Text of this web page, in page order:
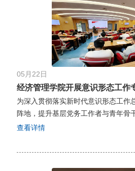
05月22日
经济管理学院开展意识形态工作
为深入贯彻落实新时代意识形态工作
阵地，提升基层党务工作者与青年骨
查看详情